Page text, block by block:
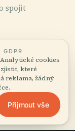
spojit
GDPR
cookies
které
reklama, žádný
Přijmout vše